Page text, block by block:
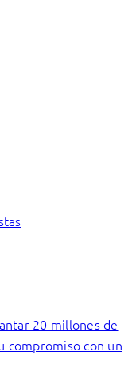
20 millones de
compromiso con un